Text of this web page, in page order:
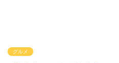
グルメ